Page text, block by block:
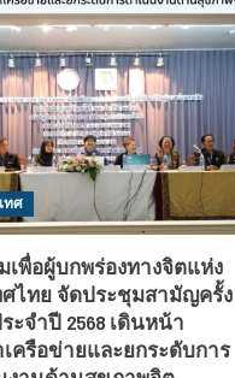
ทศ
เพื่อผู้บกพร่องทางจิตแห่ง
ศไทย จัดประชุมสามัญครั้ง
ะจำปี 2568 เดินหน้า
ครือข่ายและยกระดับการ